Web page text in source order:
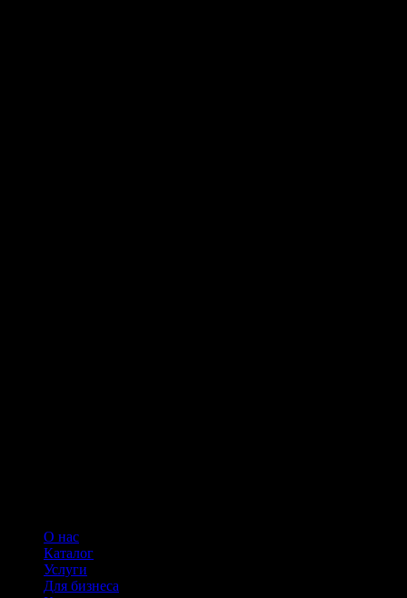
О нас
Каталог
Услуги
Для бизнеса